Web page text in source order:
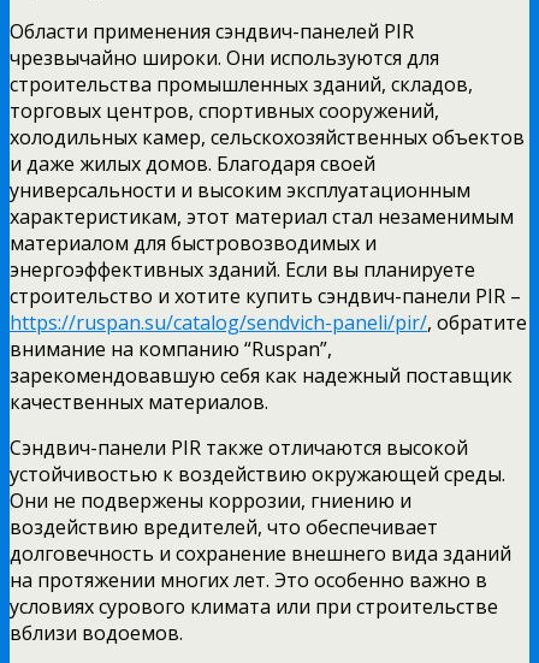
Области применения сэндвич-панелей PIR
чрезвычайно широки. Они используются для
строительства промышленных зданий, складов,
торговых центров, спортивных сооружений,
холодильных камер, сельскохозяйственных объектов
и даже жилых домов. Благодаря своей
универсальности и высоким эксплуатационным
характеристикам, этот материал стал незаменимым
материалом для быстровозводимых и
энергоэффективных зданий. Если вы планируете
строительство и хотите купить сэндвич-панели PIR –
https://ruspan.su/catalog/sendvich-paneli/pir/, обратите
внимание на компанию “Ruspan”,
зарекомендовавшую себя как надежный поставщик
качественных материалов.
Сэндвич-панели PIR также отличаются высокой
устойчивостью к воздействию окружающей среды.
Они не подвержены коррозии, гниению и
воздействию вредителей, что обеспечивает
долговечность и сохранение внешнего вида зданий
на протяжении многих лет. Это особенно важно в
условиях сурового климата или при строительстве
вблизи водоемов.